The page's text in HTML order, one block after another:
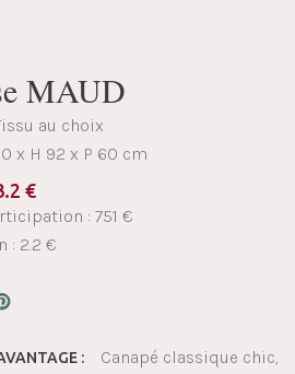
MAUD
au choix
x H 92 x P 60 cm
€
: 751 €
: 2.2 €
:
Canapé classique chic